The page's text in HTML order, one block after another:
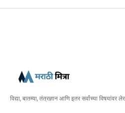
विद्या, बातम्या, तंत्रज्ञान आणि इतर सर्वांच्या